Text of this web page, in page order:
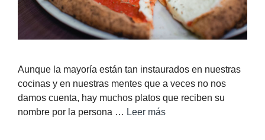
Aunque la mayoría están tan instaurados en nuestras
cocinas y en nuestras mentes que a veces no nos
damos cuenta, hay muchos platos que reciben su
nombre por la persona … Leer más